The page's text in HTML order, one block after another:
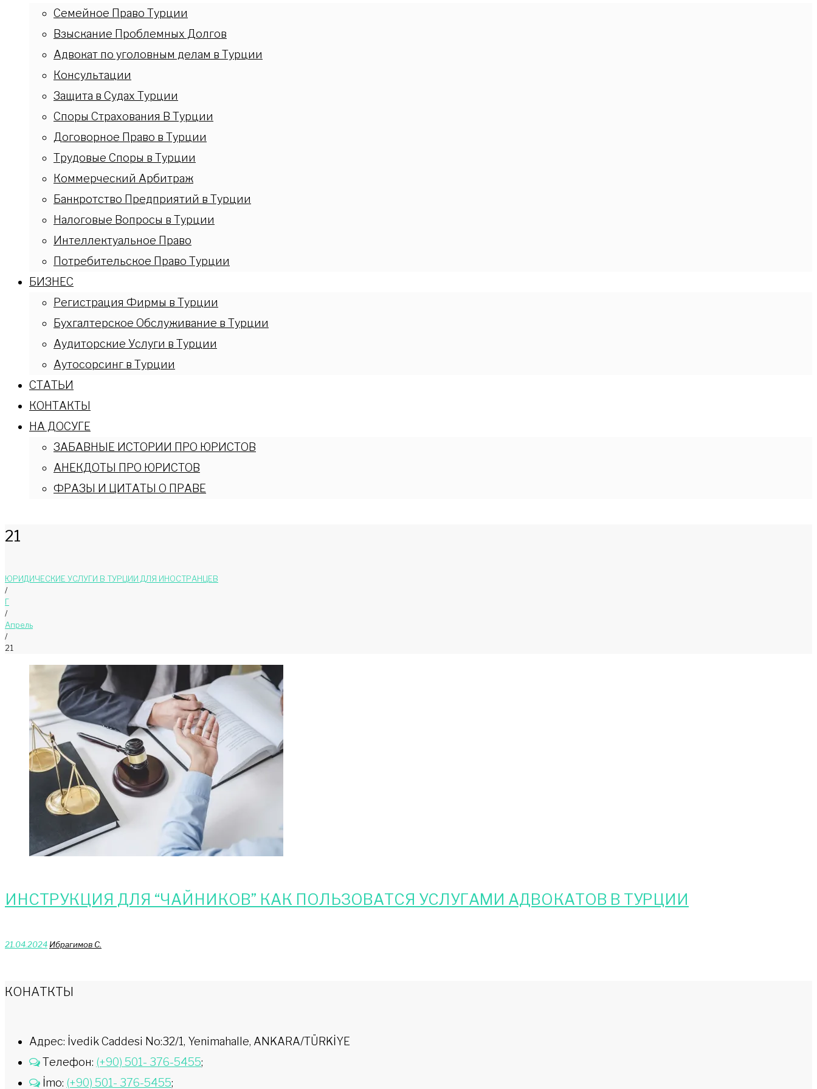
Семейное Право Турции
Взыскание Проблемных Долгов
Адвокат по уголовным делам в Турции
Консультации
Защита в Судах Турции
Споры Страхования В Турции
Договорное Право в Турции
Трудовые Споры в Турции
Коммерческий Арбитраж
Банкротство Предприятий в Турции
Налоговые Вопросы в Турции
Интеллектуальное Право
Потребительское Право Турции
БИЗНЕС
Регистрация Фирмы в Турции
Бухгалтерское Обслуживание в Турции
Аудиторские Услуги в Турции
Аутосорсинг в Турции
СТАТЬИ
КОНТАКТЫ
НА ДОСУГЕ
ЗАБАВНЫЕ ИСТОРИИ ПРО ЮРИСТОВ
АНЕКДОТЫ ПРО ЮРИСТОВ
ФРАЗЫ И ЦИТАТЫ О ПРАВЕ
21
ЮРИДИЧЕСКИЕ УСЛУГИ В ТУРЦИИ ДЛЯ ИНОСТРАНЦЕВ
/
Г
/
Апрель
/
21
День:
21.04.2024
ИНСТРУКЦИЯ ДЛЯ “ЧАЙНИКОВ” КАК ПОЛЬЗОВАТСЯ УСЛУГАМИ АДВОКАТОВ В ТУРЦИИ
21.04.2024 Ибрагимов С.
КОНАТКТЫ
Адрес: İvedik Caddesi No:32/1, Yenimahalle, ANKARA/TÜRKİYE
Телефон: (+90) 501- 376-5455;
İmo: (+90) 501- 376-5455;